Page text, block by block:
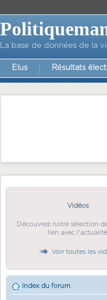
La base de données de la
Elus Résultats
Vidéos
Découvrez notre sélection
lien avec l'actualité.
Voir toutes les
Index du forum